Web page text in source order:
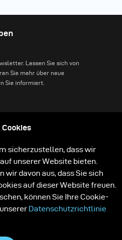
Lassen Sie sich von
Sie mehr über neue
Sie informiert.
Technologien
Lernen
Karriere
sicherzustellen, dass wir
unserer Website bieten.
wir davon aus, dass Sie sich
auf dieser Website freuen.
können Sie Ihre Cookie-
Datenschutzrichtlinie